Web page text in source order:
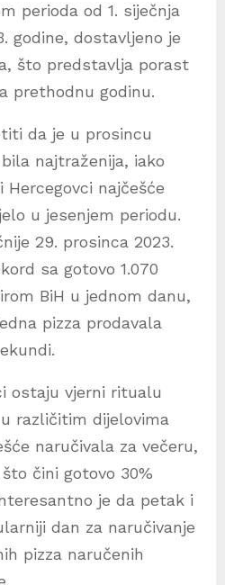
perioda od 1. siječnja
godine, dostavljeno je
što predstavlja porast
prethodnu godinu.
da je u prosincu
najtraženija, iako
Hercegovci najčešće
u jesenjem periodu.
29. prosinca 2023.
sa gotovo 1.070
BiH u jednom danu,
pizza prodavala
ostaju vjerni ritualu
različitim dijelovima
naručivala za večeru,
čini gotovo 30%
je da petak i
dan za naručivanje
pizza naručenih